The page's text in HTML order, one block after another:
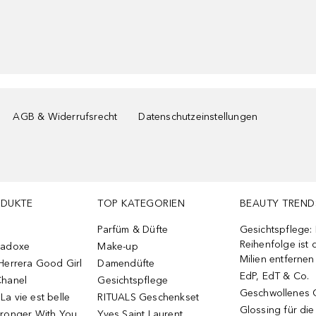
AGB & Widerrufsrecht Datenschutzeinstellungen
Good Girl
vie est belle
TOP KATEGORIEN
Parfüm & Düfte
Make-up
Damendüfte
Gesichtspflege
RITUALS Geschenkset
BEAUTY
Gesichtspflege:
Reihenfolge ist
Milien entfernen
EdP, EdT & Co.
Geschwollenes
Glossing für die